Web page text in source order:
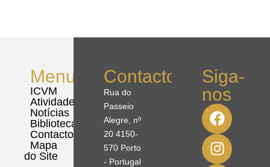
Menu
ICVM
Atividades
Notícias
Biblioteca
Contactos
Mapa
do Site
Contactos
Rua do
Passeio
Alegre, nº
20 4150-
570 Porto
- Portugal
Siga-
nos